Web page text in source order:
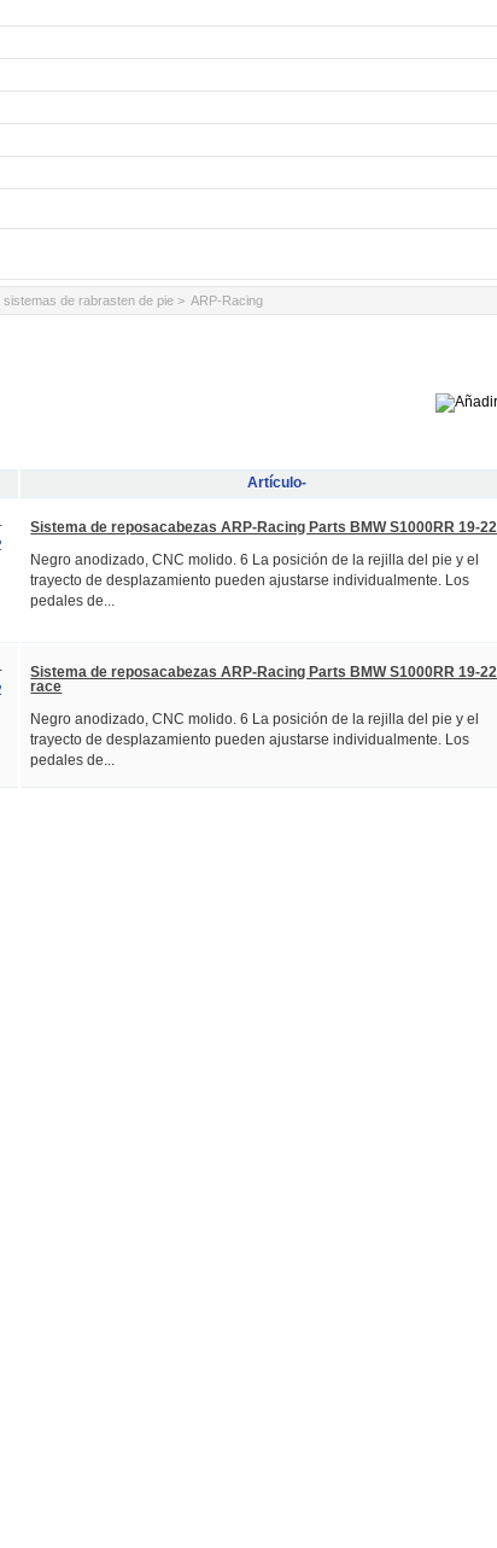
sistemas de rabrasten de pie > ARP-Racing
Artículo-
Sistema de reposacabezas ARP-Racing Parts BMW S1000RR 19-22
Negro anodizado, CNC molido. 6 La posición de la rejilla del pie y el
trayecto de desplazamiento pueden ajustarse individualmente. Los
pedales de...
Sistema de reposacabezas ARP-Racing Parts BMW S1000RR 19-22
race
Negro anodizado, CNC molido. 6 La posición de la rejilla del pie y el
trayecto de desplazamiento pueden ajustarse individualmente. Los
pedales de...